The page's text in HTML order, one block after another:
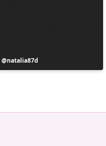
Bejegyzés
közzétevője
natalia87d